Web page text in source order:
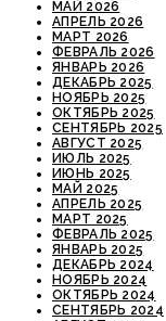
МАЙ 2026
АПРЕЛЬ 2026
МАРТ 2026
ФЕВРАЛЬ 2026
ЯНВАРЬ 2026
ДЕКАБРЬ 2025
НОЯБРЬ 2025
ОКТЯБРЬ 2025
СЕНТЯБРЬ 2025
АВГУСТ 2025
ИЮЛЬ 2025
ИЮНЬ 2025
МАЙ 2025
АПРЕЛЬ 2025
МАРТ 2025
ФЕВРАЛЬ 2025
ЯНВАРЬ 2025
ДЕКАБРЬ 2024
НОЯБРЬ 2024
ОКТЯБРЬ 2024
СЕНТЯБРЬ 2024